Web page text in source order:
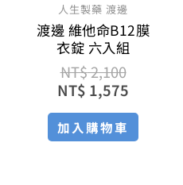
人生製藥 渡邊
渡邊 維他命B12膜
衣錠 六入組
NT$2,100
NT$ 1,575
加入購物車